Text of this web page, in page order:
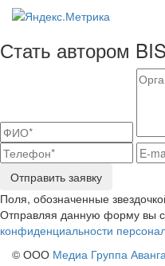
Стать автором
Отправить заявку
Поля, обозначенные
Отправляя данную форму вы
конфиденциальности
© ООО Медиа Группа